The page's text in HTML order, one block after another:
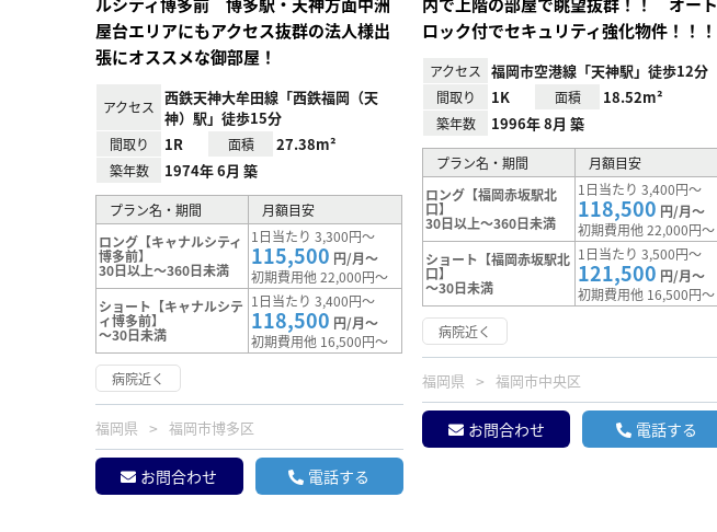
屋台エリアにもアクセス抜群の法人様出
張にオススメな御部屋！
アクセス
西鉄天神大牟田線「西鉄福岡（天
神）駅」徒歩15分
間取り 1R 面積 27.38m²
築年数 1974年 6月 築
プラン名・期間
月額目安
ロング【キャナルシティ
博多前】
30日以上～360日未満
1日当たり 3,300円～
115,500 円/月～
初期費用他 22,000円～
ショート【キャナルシテ
ィ博多前】
～30日未満
1日当たり 3,400円～
118,500 円/月～
初期費用他 16,500円～
病院近く
福岡県 福岡市博多区
お問合わせ 電話する
ロック付でセキュリティ強化物件！！！
アクセス 福岡市空港線「天神駅」徒歩12分
間取り 1K 面積 18.52m²
築年数 1996年 8月 築
プラン名・期間
月額目安
ロング【福岡赤坂駅北
口】
30日以上～360日未満
1日当たり 3,400円～
118,500 円/月～
初期費用他 22,000円～
ショート【福岡赤坂駅北
口】
～30日未満
1日当たり 3,500円～
121,500 円/月～
初期費用他 16,500円～
病院近く
福岡県 福岡市中央区
お問合わせ 電話する